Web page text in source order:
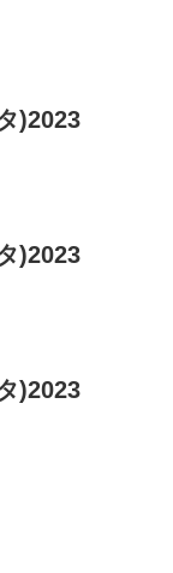
)2023
)2023
)2023